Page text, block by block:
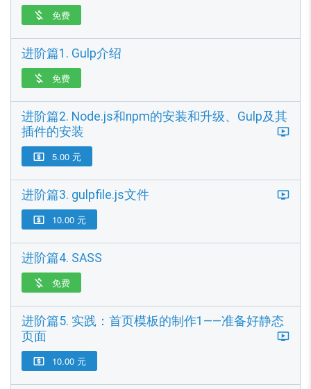
 免费
进阶篇1. Gulp介绍
 免费
进阶篇2. Node.js和npm的安装和升级、Gulp及其
插件的安装
 5.00 元
进阶篇3. gulpfile.js文件
 10.00 元
进阶篇4. SASS
 免费
进阶篇5. 实践：首页模板的制作1——准备好静态
页面
 10.00 元